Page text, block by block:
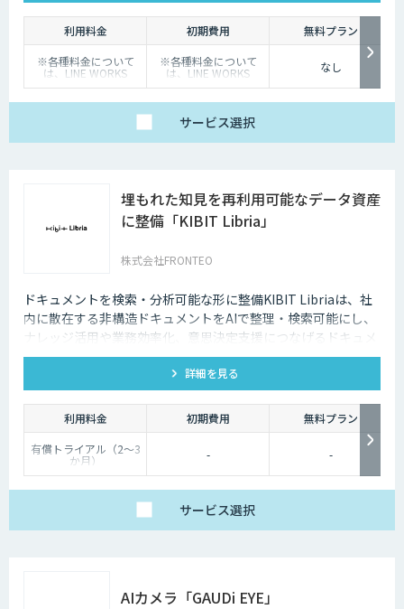
利用料金 初期費用
無料プラン
※各種料金について
は、LINE WORKS
Visionの販売店までお
※各種料金について
は、LINE WORKS
Visionの販売店までお
なし
サービス選択
埋もれた知見を再利用可能なデータ資産
に整備「KIBIT Libria」
株式会社FRONTEO
ドキュメントを検索・分析可能な形に整備KIBIT Libriaは、社
内に散在する非構造ドキュメントをAIで整理・検索可能にし、
ナレッジ活用や業務効率化、意思決定支援につなげるドキュメ
ント利活用DXソリューションです。
詳細を見る
利用料金 初期費用
無料プラン
有償トライアル（2～3
か月）
実際のお客様データを
200万円、オンプレ：
250万円
- -
サービス選択
AIカメラ「GAUDi EYE」